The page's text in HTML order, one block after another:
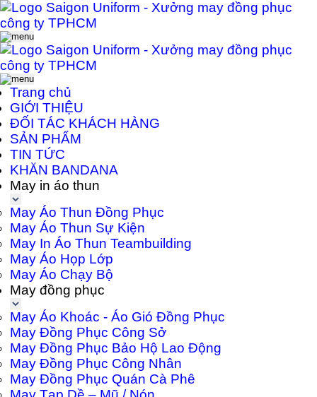
Trang chủ
GIỚI THIỆU
ĐỐI TÁC KHÁCH HÀNG
SẢN PHẨM
TIN TỨC
KHĂN BANDANA
May in áo thun
May Áo Thun Đồng Phục
May Áo Thun Sự Kiện
May In Áo Thun Teambuilding
May Áo Họp Lớp
May Áo Chạy Bộ
May đồng phục
May Áo Khoác - Áo Gió Đồng Phục
May Đồng Phục Công Sở
May Đồng Phục Bảo Hộ Lao Động
May Đồng Phục Công Nhân
May Đồng Phục Quán Cà Phê